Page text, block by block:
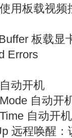
用板载视频
板载显
Errors
动开机
自动开
自动开
远程唤醒